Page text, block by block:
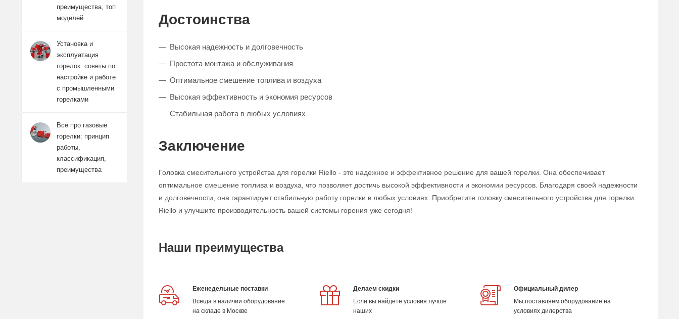
Достоинства
Высокая надежность и долговечность
Простота монтажа и обслуживания
Оптимальное смешение топлива и воздуха
Высокая эффективность и экономия ресурсов
Стабильная работа в любых условиях
Заключение
Головка смесительного устройства для горелки Riello - это надежное и эффективное решение для вашей горелки. Она обеспечивает
оптимальное смешение топлива и воздуха, что позволяет достичь высокой эффективности и экономии ресурсов. Благодаря своей надежности
и долговечности, она гарантирует стабильную работу горелки в любых условиях. Приобретите головку смесительного устройства для горелки
Riello и улучшите производительность вашей системы горения уже сегодня!
Наши преимущества
Еженедельные поставки
Всегда в наличии оборудование
на складе в Москве
Делаем скидки
Если вы найдете условия лучше
наших
Официальный дилер
Мы поставляем оборудование на
условиях дилерства
преимущества, топ
моделей
Установка и
эксплуатация
горелок: советы по
настройке и работе
с промышленными
горелками
Всё про газовые
горелки: принцип
работы,
классификация,
преимущества